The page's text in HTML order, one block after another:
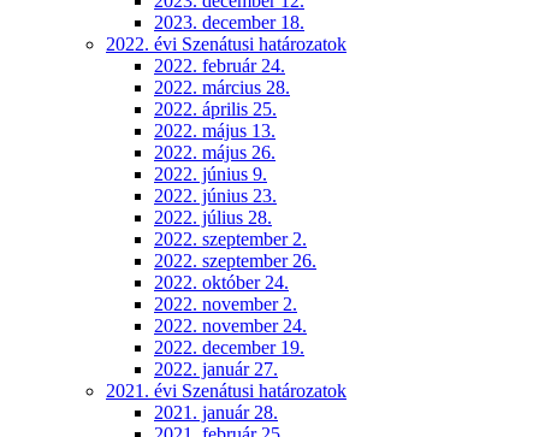
2023. december 18.
2022. évi Szenátusi határozatok
2022. február 24.
2022. március 28.
2022. április 25.
2022. május 13.
2022. május 26.
2022. június 9.
2022. június 23.
2022. július 28.
2022. szeptember 2.
2022. szeptember 26.
2022. október 24.
2022. november 2.
2022. november 24.
2022. december 19.
2022. január 27.
2021. évi Szenátusi határozatok
2021. január 28.